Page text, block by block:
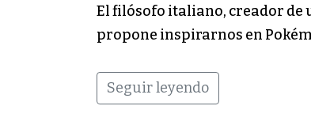
El filósofo italiano, creador de
propone inspirarnos en
Seguir leyendo